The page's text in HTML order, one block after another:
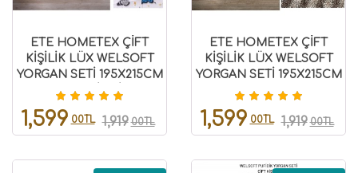
ETE HOMETEX ÇİFT
KİŞİLİK LÜX WELSOFT
YORGAN SETİ 195X215CM
KELEBEK İNDİGO
1,599 00TL 1,919 00TL
ETE HOMETEX ÇİFT
KİŞİLİK LÜX WELSOFT
YORGAN SETİ 195X215CM
LEOPAR BEJ
1,599 00TL 1,919 00TL